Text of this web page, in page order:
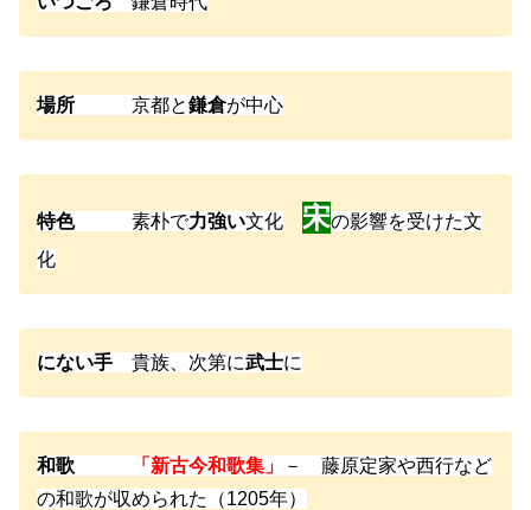
場所 京都と鎌倉が中心
特色素朴で力強い文化 宋の影響を受けた文
化
にない手 貴族、次第に武士に
和歌 「新古今和歌集」
－ 藤原定家や西行など
の和歌が収められた（1205年）